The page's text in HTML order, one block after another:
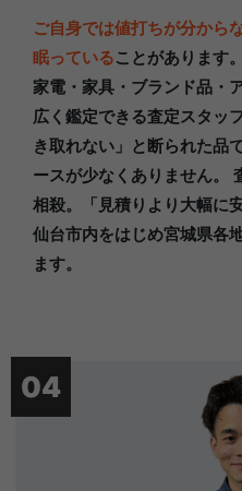
ご自身では値打ちが分から
眠っていることがあります
家電・家具・ブランド品・
広く鑑定できる査定スタッ
き取れない」と断られた品
ースが少なくありません。
相殺。「見積りより大幅に
仙台市内をはじめ宮城県各
ます。
04